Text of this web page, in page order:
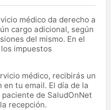
médico da derecho a
cargo adicional, según
del mismo. En el
impuestos
médico, recibirás un
tu email. El día de la
de SaludOnNet
recepción.